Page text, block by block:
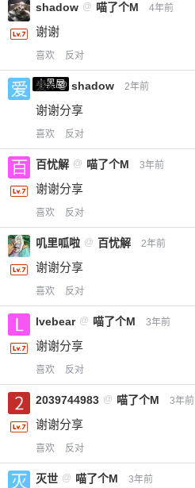
shadow @ 喵了个M 4年前
谢谢
喜欢 反对
小黑屋
爱X @ shadow 2年前
谢谢分享
喜欢 反对
百忧解 @ 喵了个M 3年前
谢谢分享
喜欢 反对
叽里呱啦 @ 百忧解 2年前
谢谢分享
喜欢 反对
lvebear @ 喵了个M 3年前
谢谢分享
喜欢 反对
2039744983 @ 喵了个M 3年前
谢谢分享
喜欢 反对
灭世 @ 喵了个M 3年前